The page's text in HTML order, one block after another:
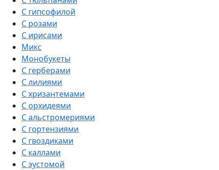
С гипсофилой
С розами
С ирисами
Микс
Монобукеты
С герберами
С лилиями
С хризантемами
С орхидеями
С альстромериями
С гортензиями
С гвоздиками
С каллами
С эустомой